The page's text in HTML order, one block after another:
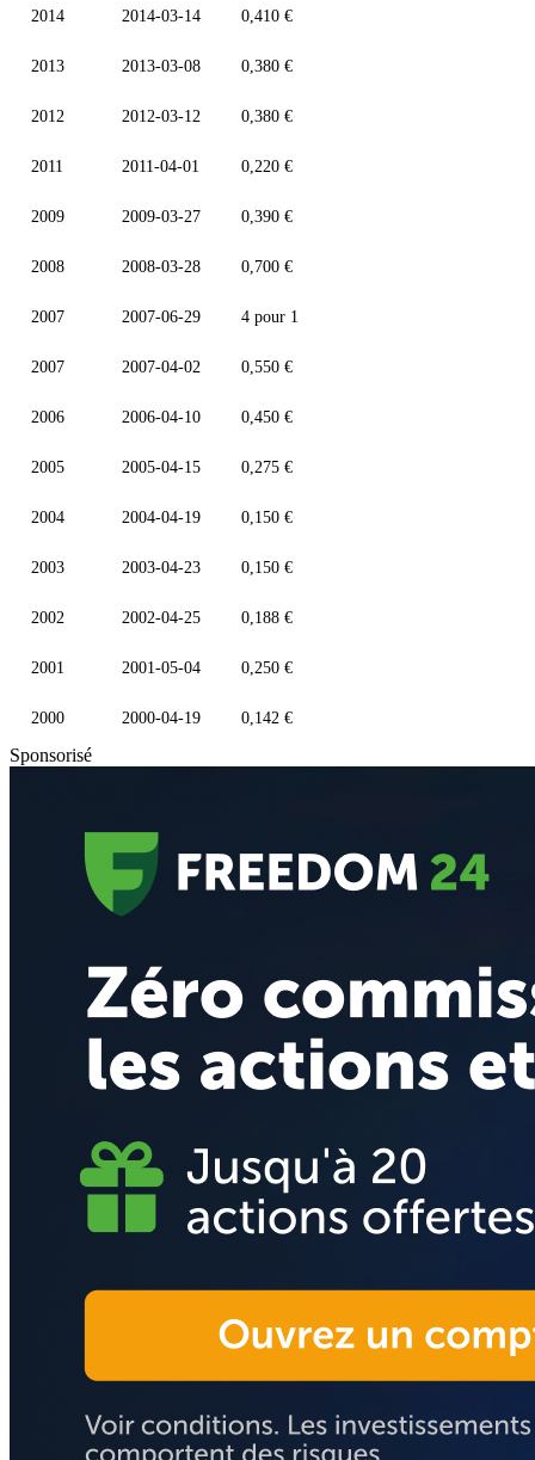
2014 2014-03-14 0,410 €
2013 2013-03-08 0,380 €
2012 2012-03-12 0,380 €
2011 2011-04-01 0,220 €
2009 2009-03-27 0,390 €
2008 2008-03-28 0,700 €
2007 2007-06-29 4 pour 1
2007 2007-04-02 0,550 €
2006 2006-04-10 0,450 €
2005 2005-04-15 0,275 €
2004 2004-04-19 0,150 €
2003 2003-04-23 0,150 €
2002 2002-04-25 0,188 €
2001 2001-05-04 0,250 €
2000 2000-04-19 0,142 €
Sponsorisé